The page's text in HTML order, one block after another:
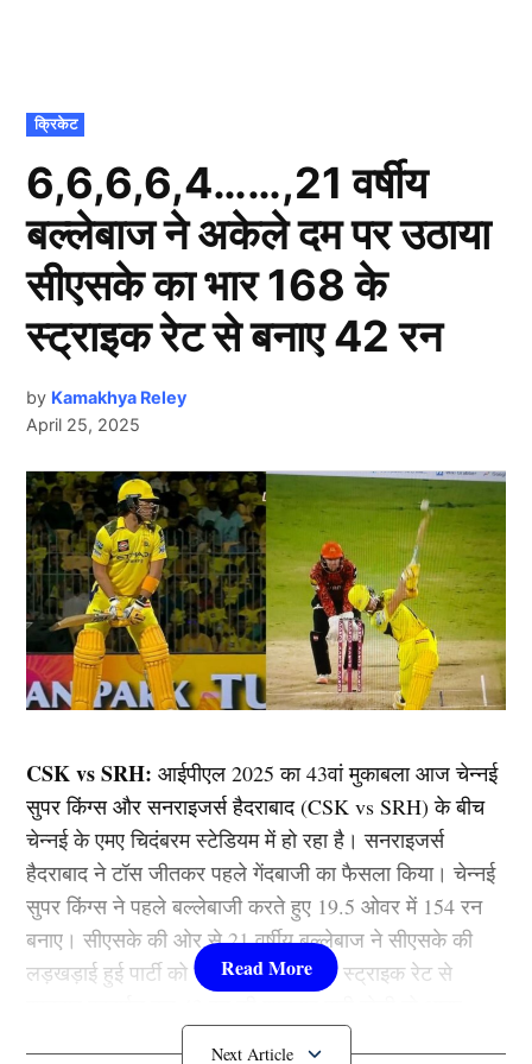
POSTED
IN
क्रिकेट
6,6,6,6,4……,21 वर्षीय
बल्लेबाज ने अकेले दम पर उठाया
सीएसके का भार 168 के
स्ट्राइक रेट से बनाए 42 रन
by Kamakhya Reley
April 25, 2025
CSK vs SRH: आईपीएल 2025 का 43वां मुकाबला आज चेन्नई
सुपर किंग्स और सनराइजर्स हैदराबाद (CSK vs SRH) के बीच
चेन्नई के एमए चिदंबरम स्टेडियम में हो रहा है। सनराइजर्स
हैदराबाद ने टॉस जीतकर पहले गेंदबाजी का फैसला किया। चेन्नई
सुपर किंग्स ने पहले बल्लेबाजी करते हुए 19.5 ओवर में 154 रन
बनाए। सीएसके की ओर से 21 वर्षीय बल्लेबाज ने सीएसके की
लड़खड़ाई हुई पार्टी को संभाला और 168 के स्ट्राइक रेट से
जानते हैं कौन है ये खिलाड़ी…..